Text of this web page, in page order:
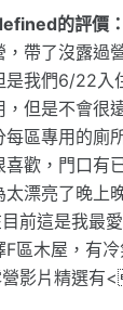
的評價：
帶了沒露過
是我們6/22
，但是不會很
每區專用的廁
喜歡，門口有
漂亮了晚上
前這是我最
F區木屋，有
影片精選有